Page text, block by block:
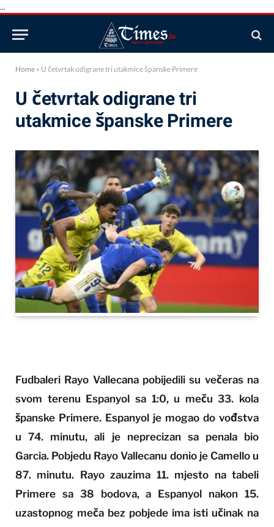
...
Home » U četvrtak odigrane tri utakmice španske Primere
U četvrtak odigrane tri
utakmice španske Primere
Fudbaleri Rayo Vallecana pobijedili su večeras na
svom terenu Espanyol sa 1:0, u meču 33. kola
španske Primere. Espanyol je mogao do vođstva
u 74. minutu, ali je neprecizan sa penala bio
Garcia. Pobjedu Rayo Vallecanu donio je Camello u
87. minutu. Rayo zauzima 11. mjesto na tabeli
Primere sa 38 bodova, a Espanyol nakon 15.
uzastopnog meča bez pobjede ima isti učinak na